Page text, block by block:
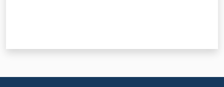
Leggi atti bandi